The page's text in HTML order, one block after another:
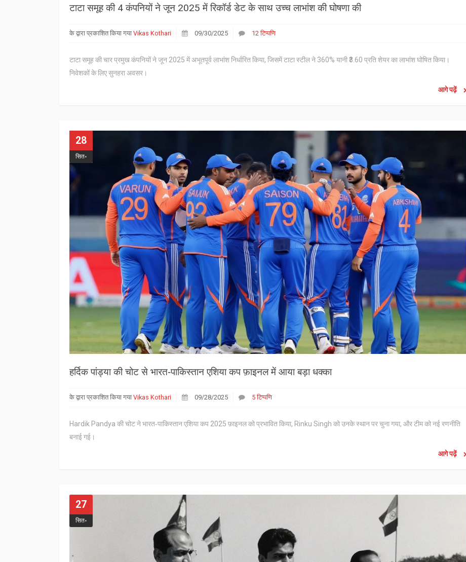
टाटा समूह की 4 कंपनियों ने जून 2025 में रिकॉर्ड डेट के साथ उच्च लाभांश की घोषणा की
के द्वारा प्रकाशित किया गया Vikas Kothari 09/30/2025 12 टिप्पणि
टाटा समूह की चार प्रमुख कंपनियों ने जून 2025 में अभूतपूर्व लाभांश निर्धारित किया, जिसमें टाटा स्टील ने 360% यानी ₹3.60 प्रति शेयर का लाभांश घोषित किया।
निवेशकों के लिए सुनहरा अवसर।
आगे पढ़ें
28
सित॰
हर्दिक पांड्या की चोट से भारत‑पाकिस्तान एशिया कप फ़ाइनल में आया बड़ा धक्का
के द्वारा प्रकाशित किया गया Vikas Kothari 09/28/2025 5 टिप्पणि
Hardik Pandya की चोट ने भारत‑पाकिस्तान एशिया कप 2025 फ़ाइनल को प्रभावित किया, Rinku Singh को उनके स्थान पर चुना गया, और टीम को नई रणनीति
बनाई गई।
आगे पढ़ें
27
सित॰